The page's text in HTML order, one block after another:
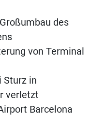
des
von Terminal
Sturz in
verletzt
Barcelona